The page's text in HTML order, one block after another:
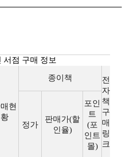
서점 구매 정보
현
황
종이책
전
자
책
구
매
링
크
정가
판매가(할
인율)
포인
트
(포
인트
몰)